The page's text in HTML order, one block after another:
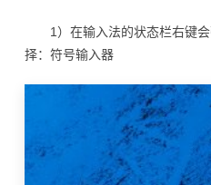
1）在输入法的状态栏右键
择：符号输入器